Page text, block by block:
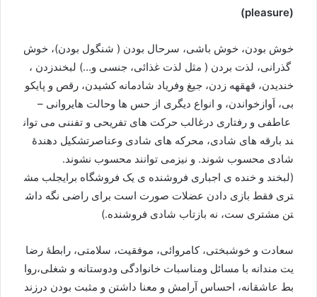
(pleasure)
خوش بودن، خوش باشی، سرحال بودن ( شنگول بودن)، خوش
گذرانی، لذت بردن ( مثل لذت غذائی، جنسی و…) لبخندزدن ،
خنديدن، قهقهه زدن، جيغ وفریاد شادمانه کشيدن، رقص و پایکو
بی، اَوازخواندن، و انواع دیگری از حس ها وحالت هایروانی –
عاطفی و رفتاری درغالب حرکت های تفریحی و تفننی می توان
ند بارقه های شادی، محرکه های شادی وعناصر تشکیل دهندۀ
شادی محسوب شوند. و نیزمی توانند محسوب نشوند.
(لبخند و خنده ی اجباری فروشنده ی يک فروشگاه برایجلب مش
تری فقط بازی دادن عضلات صورت است برای راضی نگه داش
تن مشتری ست، نه بازتاب شادی فروشنده.)
سعادت و خوشبختی، کامروائی، موفقیت، سلامتی، رابطۀ رضا
یت مندانه با مسائل ومناسبات خانوادگی ودوستانه و شغلی،روا
بط عاشقانه، احساس آرامش و معنا داشتن و مثبت بودن درزند